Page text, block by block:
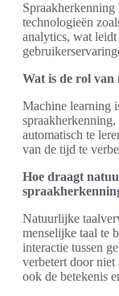
technologieën
analytics, wat
Wat is de rol
Machine learning
spraakherkenning,
automatisch te
van de tijd te
Hoe draagt
Natuurlijke
menselijke taal te
interactie tussen
verbetert door niet
ook de betekenis